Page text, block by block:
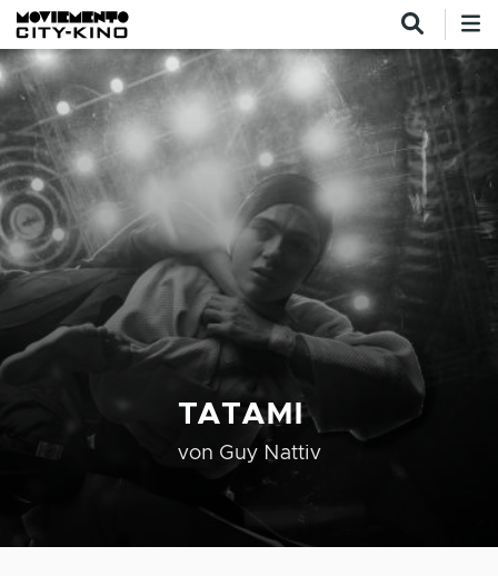
Direkt zum Inhalt
TATAMI
von Guy Nattiv